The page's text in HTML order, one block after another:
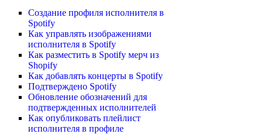
Создание профиля исполнителя в
Spotify
Как управлять изображениями
исполнителя в Spotify
Как разместить в Spotify мерч из
Shopify
Как добавлять концерты в Spotify
Подтверждено Spotify
Обновление обозначений для
подтвержденных исполнителей
Как опубликовать плейлист
исполнителя в профиле